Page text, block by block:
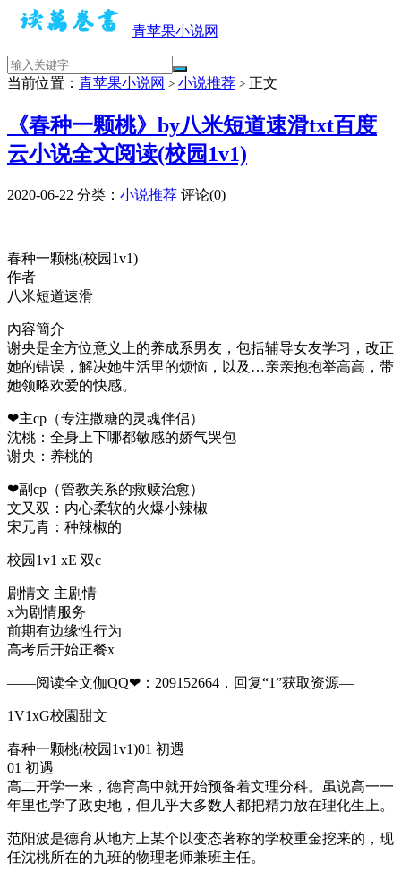
青苹果小说网
当前位置： 青苹果小说网 > 小说推荐 > 正文
《春种一颗桃》by八米短道速滑txt百度
云小说全文阅读(校园1v1)
2020-06-22 分类： 小说推荐 评论(0)
春种一颗桃(校园1v1)
作者
八米短道速滑
內容簡介
谢央是全方位意义上的养成系男友，包括辅导女友学习，改正
她的错误，解决她生活里的烦恼，以及…亲亲抱抱举高高，带
她领略欢爱的快感。
❤主cp（专注撒糖的灵魂伴侣）
沈桃：全身上下哪都敏感的娇气哭包
谢央：养桃的
❤副cp（管教关系的救赎治愈）
文又双：内心柔软的火爆小辣椒
宋元青：种辣椒的
校园1v1 xE 双c
剧情文 主剧情
x为剧情服务
前期有边缘性行为
高考后开始正餐x
——阅读全文伽QQ❤：209152664，回复“1”获取资源—​​​​​​​​
1V1xG校園甜文
春种一颗桃(校园1v1)01 初遇
01 初遇
高二开学一来，德育高中就开始预备着文理分科。虽说高一一
年里也学了政史地，但几乎大多数人都把精力放在理化生上。
范阳波是德育从地方上某个以变态著称的学校重金挖来的，现
任沈桃所在的九班的物理老师兼班主任。